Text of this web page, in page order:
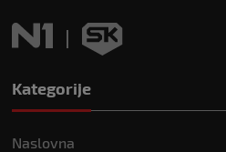
Kategorije
Naslovna